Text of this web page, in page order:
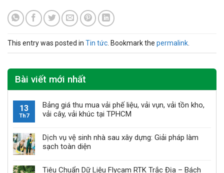
This entry was posted in Tin tức . Bookmark the permalink
Bài viết mới nhất
13
Th7
Bảng giá thu mua vải phế liệu, vải vụn, vải tồn kho,
vải cây, vải khúc tại TPHCM
Dịch vụ vệ sinh nhà sau xây dựng: Giải pháp làm
sạch toàn diện
Tiêu Chuẩn Dữ Liệu Flycam RTK Trắc Địa – Bách